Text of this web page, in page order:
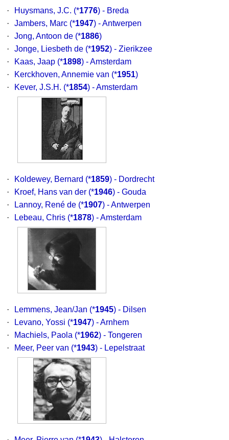
· Huysmans, J.C. (*1776) - Breda
·
Jambers, Marc (*1947) - Antwerpen
·
Jong, Antoon de (*1886)
·
Jonge, Liesbeth de (*1952) - Zierikzee
·
Kaas, Jaap (*1898) - Amsterdam
·
Kerckhoven, Annemie van (*1951)
·
Kever, J.S.H. (*1854) - Amsterdam
· Koldewey, Bernard (*1859) - Dordrecht
·
Kroef, Hans van der (*1946) - Gouda
·
Lannoy, René de (*1907) - Antwerpen
·
Lebeau, Chris (*1878) - Amsterdam
· Lemmens, Jean/Jan (*1945) - Dilsen
·
Levano, Yossi (*1947) - Arnhem
·
Machiels, Paola (*1962) - Tongeren
·
Meer, Peer van (*1943) - Lepelstraat